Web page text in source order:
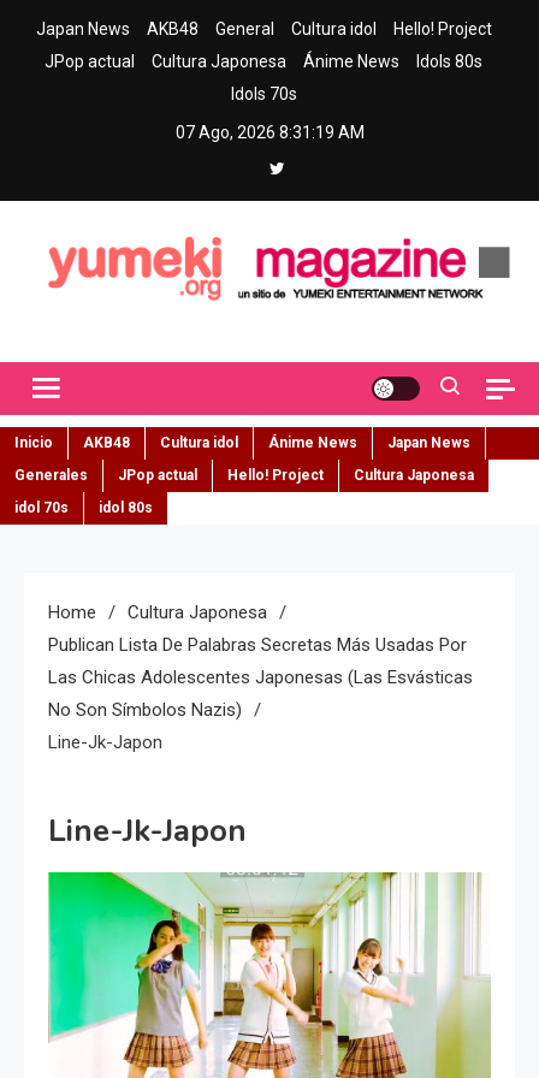
Japan News AKB48 General Cultura idol
Hello! Project
JPop actual
Cultura Japonesa Ánime News
Idols 80s
Idols 70s
07 Ago, 2026 8:31:20 AM
Inicio AKB48 Cultura idol Ánime News
Japan News
Generales
JPop actual Hello! Project
Cultura Japonesa
idol 70s
idol 80s
Home
Cultura Japonesa
Publican Lista De Palabras Secretas Más Usadas Por
Las Chicas Adolescentes Japonesas (las Esvásticas
No Son Símbolos Nazis)
Line-Jk-Japon
Line-Jk-Japon